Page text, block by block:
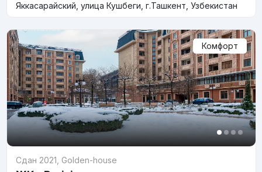
Яккасарайский, улица Кушбеги, г.Ташкент, Узбекистан
Комфорт
Сдан 2021 Golden-house